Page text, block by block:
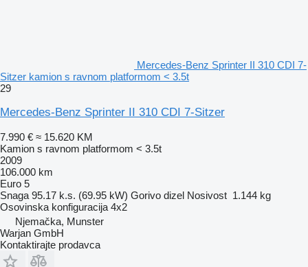
Mercedes-Benz Sprinter II 310 CDI 7-
Sitzer kamion s ravnom platformom < 3.5t
29
Mercedes-Benz Sprinter II 310 CDI 7-Sitzer
7.990 € ≈ 15.620 KM
Kamion s ravnom platformom < 3.5t
2009
106.000 km
Euro 5
Snaga 95.17 k.s. (69.95 kW) Gorivo dizel Nosivost 1.144 kg
Osovinska konfiguracija 4x2
Njemačka, Munster
Warjan GmbH
Kontaktirajte prodavca